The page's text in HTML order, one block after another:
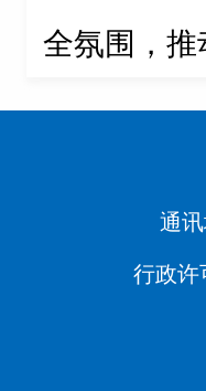
全氛围，
通
行政许